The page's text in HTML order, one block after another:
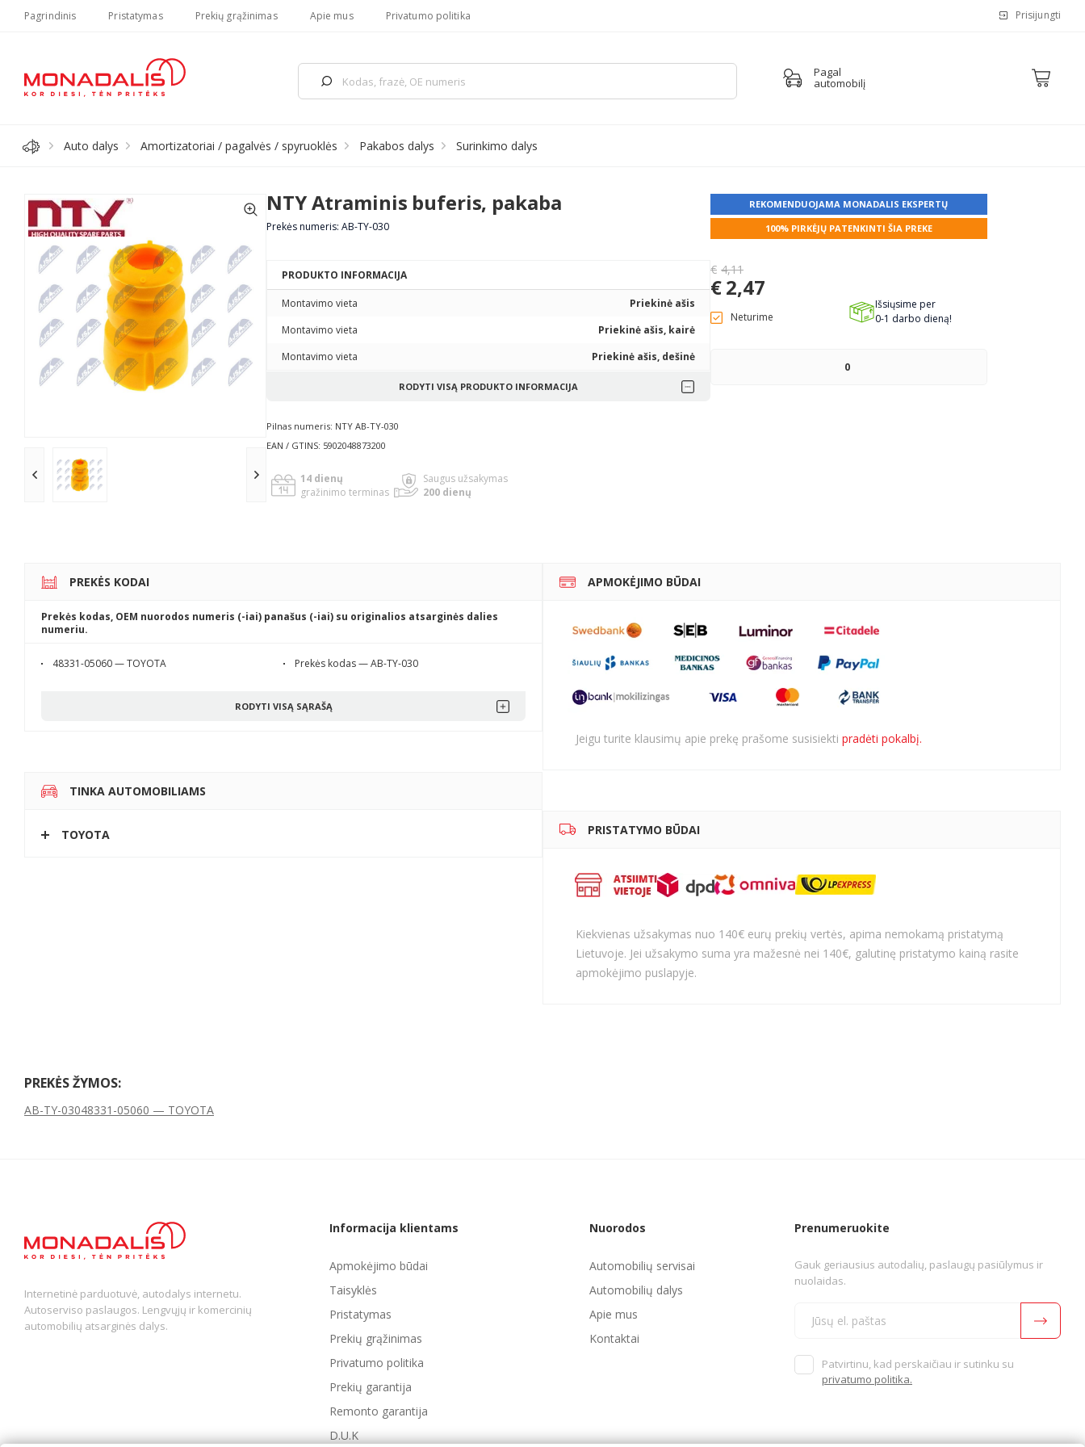
Pagrindinis Pristatymas Prekių grąžinimas Apie mus Privatumo politika Prisijungti
Pagal
automobilį
Auto dalys Amortizatoriai / pagalvės / spyruoklės Pakabos dalys Surinkimo dalys
NTY Atraminis buferis, pakaba
Prekės numeris: AB-TY-030
PRODUKTO INFORMACIJA
Montavimo vieta
Priekinė ašis
Montavimo vieta
Priekinė ašis, kairė
Montavimo vieta
Priekinė ašis, dešinė
RODYTI VISĄ PRODUKTO INFORMACIJA
Pilnas numeris: NTY AB-TY-030
EAN / GTINS: 5902048873200
14 dienų
gražinimo terminas
Saugus užsakymas
200 dienų
REKOMENDUOJAMA MONADALIS EKSPERTŲ
100% PIRKĖJŲ PATENKINTI ŠIA PREKE
€ 4,11
€2,47
Neturime
Išsiųsime per
0-1 darbo dieną!
PREKĖS KODAI
Prekės kodas, OEM nuorodos numeris (-iai) panašus (-iai) su originalios atsarginės dalies
numeriu.
48331-05060 — TOYOTA Prekės kodas — AB-TY-030
RODYTI VISĄ SĄRAŠĄ
TINKA AUTOMOBILIAMS
TOYOTA
APMOKĖJIMO BŪDAI
Jeigu turite klausimų apie prekę prašome susisiekti pradėti pokalbį.
PRISTATYMO BŪDAI
Kiekvienas užsakymas nuo 140€ eurų prekių vertės, apima nemokamą pristatymą
Lietuvoje. Jei užsakymo suma yra mažesnė nei 140€, galutinę pristatymo kainą rasite
apmokėjimo puslapyje.
PREKĖS ŽYMOS:
AB-TY-03048331-05060 — TOYOTA
Internetinė parduotuvė, autodalys internetu.
Autoserviso paslaugos. Lengvųjų ir komercinių
automobilių atsarginės dalys.
Prenumeruokite
Gauk geriausius autodalių, paslaugų pasiūlymus ir
nuolaidas.
Patvirtinu, kad perskaičiau ir sutinku su
privatumo politika.
Informacija klientams
Apmokėjimo būdai
Taisyklės
Pristatymas
Prekių grąžinimas
Privatumo politika
Prekių garantija
Remonto garantija
D.U.K
Nuorodos
Automobilių servisai
Automobilių dalys
Apie mus
Kontaktai